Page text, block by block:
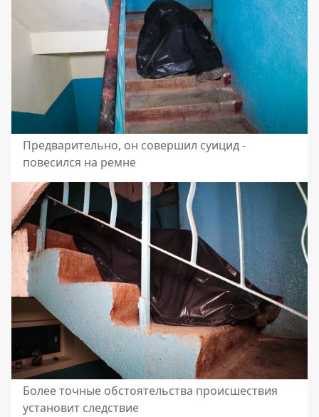
Предварительно, он совершил суицид -
повесился на ремне
Более точные обстоятельства происшествия
установит следствие